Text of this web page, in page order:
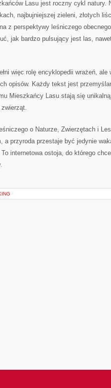
Lasu jest roczny cykl natury.
najbujniejszej zieleni, złotych
z perspektywy leśniczego
jak bardzo pulsujący jest las,
więc rolę encyklopedii wrażeń,
opisów. Każdy tekst jest
Mieszkańcy Lasu stają się
o Naturze, Zwierzętach i
a przyroda przestaje być jedynie
internetowa ostoja, do którego